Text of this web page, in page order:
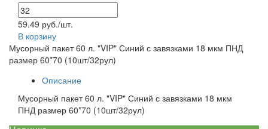
59.49 руб./шт.
В корзину
Мусорный пакет 60 л. "VIP" Синий с завязками 18 мкм ПНД
размер 60*70 (10шт/32рул)
Описание
Мусорный пакет 60 л. "VIP" Синий с завязками 18 мкм
ПНД размер 60*70 (10шт/32рул)